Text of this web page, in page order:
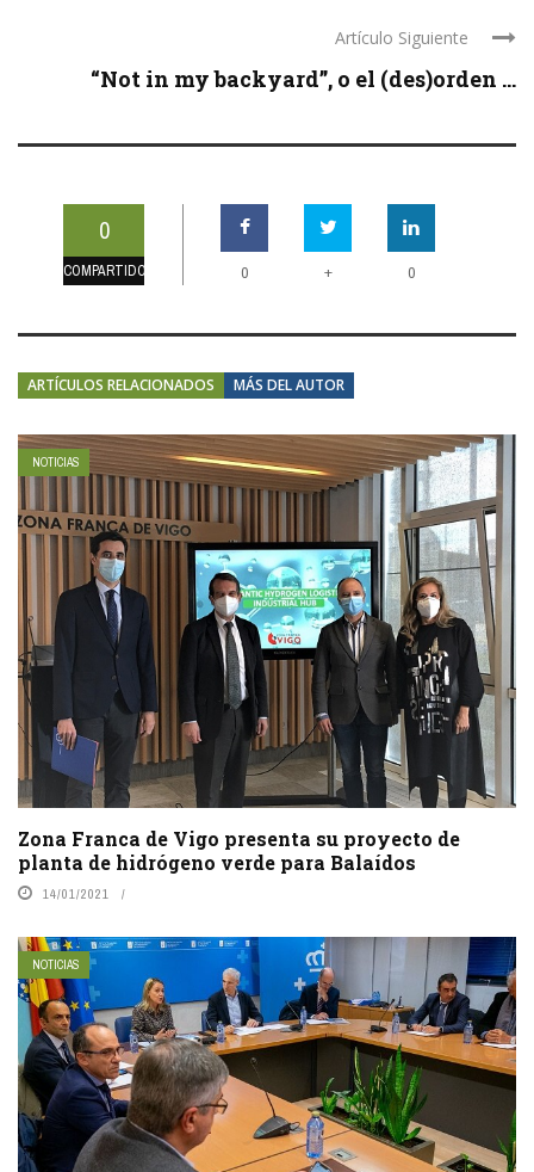
Artículo Siguiente
“Not in my backyard”, o el (des)orden ...
0
COMPARTIDOS 0 + 0
ARTÍCULOS RELACIONADOS MÁS DEL AUTOR
NOTICIAS
Zona Franca de Vigo presenta su proyecto de
planta de hidrógeno verde para Balaídos
14/01/2021
NOTICIAS